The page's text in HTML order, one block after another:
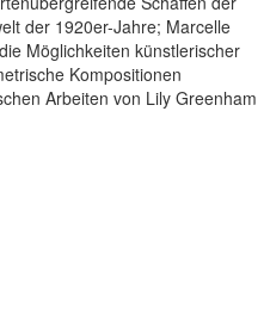
der 1920er-Jahre; Marcel­le
Möglichkeiten künstlerischer
Kompositionen
Arbeiten von Lily Greenham